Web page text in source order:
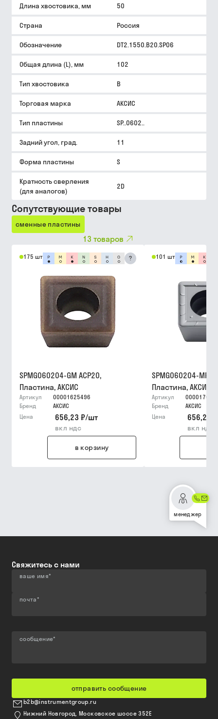
Длина хвостовика, мм 50
Страна Россия
Обозначение DT2.1550.B20.SP06
Общая длина (L), мм 102
Тип хвостовика B
Торговая марка АКСИС
Тип пластины SP..0602..
Задний угол, град. 11
Форма пластины S
Кратность сверления
(для аналогов)
2D
Сопутствующие товары
сменные пластины
13 товаров
175 шт ?
SPMG060204-GM ACP20,
Пластина, АКСИС
Артикул
00001625496
Бренд
АКСИС
Цена
656,23 ₽/шт
вкл ндс
в корзину
101 шт
SPMG060204-MP
Пластина, АКСИС
Артикул
Бренд
АКСИС
Цена
656,23 ₽
вкл ндс
менеджер
Свяжитесь с нами
ваше имя*
почта*
сообщение*
отправить сообщение
b2b@instrumentgroup.ru
Нижний Новгород, Московское шоссе 352Е